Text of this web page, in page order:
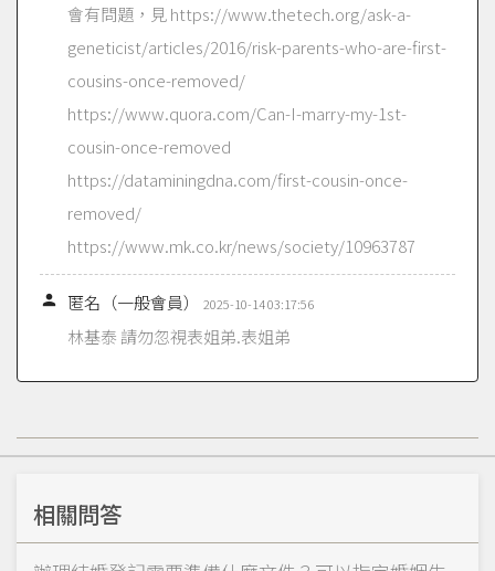
會有問題，見 https://www.thetech.org/ask-a-
geneticist/articles/2016/risk-parents-who-are-first-
cousins-once-removed/
https://www.quora.com/Can-I-marry-my-1st-
cousin-once-removed
https://dataminingdna.com/first-cousin-once-
removed/
https://www.mk.co.kr/news/society/10963787
 匿名（一般會員） 2025-10-14 03:17:56
林基泰 請勿忽視表姐弟.表姐弟
相關問答